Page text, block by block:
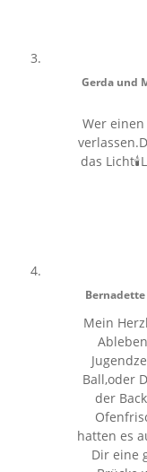
Gerda und
Wer
das
Mein
Ball,oder
der
hatten es
Dir eine